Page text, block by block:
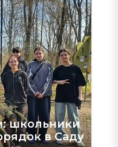
школьники
в Саду